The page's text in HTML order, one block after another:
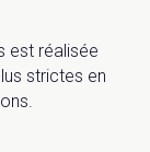
est réalisée
strictes en